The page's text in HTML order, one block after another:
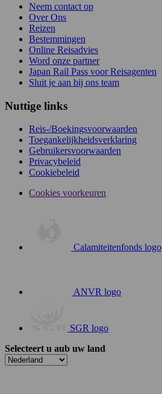
Neem contact op
Over Ons
Reizen
Bestemmingen
Online Reisadvies
Word onze partner
Japan Rail Pass voor Reisagenten
Sluit je aan bij ons team
Nuttige links
Reis-/Boekingsvoorwaarden
Toegankelijkheidsverklaring
Gebruikersvoorwaarden
Privacybeleid
Cookiebeleid
Cookies voorkeuren
Calamiteitenfonds logo
ANVR logo
SGR logo
Selecteert u aub uw land